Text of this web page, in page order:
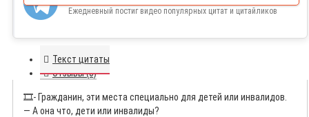
Ежедневный постиг видео популярных цитат и цитайликов
Текст цитаты
Отзывы (0)
🎞️- Гражданин, эти места специально для детей или инвалидов.
— А она что, дети или инвалиды?